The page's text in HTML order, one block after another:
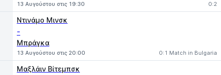
13 Αυγούστου στις 19:30 0:2
Ντινάμο Μινσκ
-
Μπράγκα
13 Αυγούστου στις 20:00 0:1 Match in Bulgaria
Μαξλάιν Βίτεμπσκ